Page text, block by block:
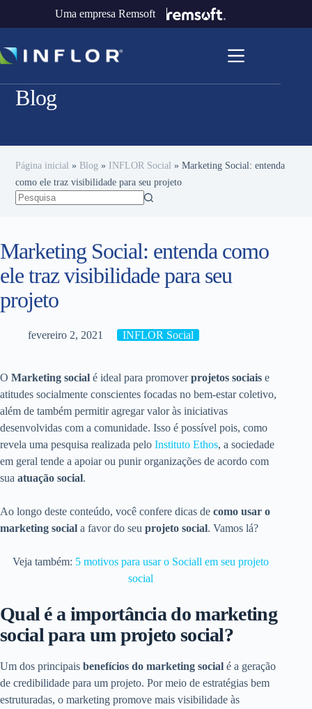
Uma empresa Remsoft
Blog
Página inicial » Blog » INFLOR Social »Marketing Social: entenda
como ele traz visibilidade para seu projeto
Marketing Social: entenda como
ele traz visibilidade para seu
projeto
fevereiro 2, 2021 INFLOR Social
O Marketing social é ideal para promoverprojetos sociais e
atitudes socialmente conscientes focadas no bem-estar coletivo,
além de também permitir agregar valor às iniciativas
desenvolvidas com a comunidade. Isso é possível pois, como
revela uma pesquisa realizada pelo Instituto Ethos, a sociedade
em geral tende a apoiar ou punir organizações de acordo com
sua atuação social.
Ao longo deste conteúdo, você confere dicas de como usar o
marketing social a favor do seu projeto social. Vamos lá?
Veja também: 5 motivos para usar o Sociall em seu projeto
social
Qual é a importância do marketing
social para um projeto social?
Um dos principais benefícios do marketing social é a geração
de credibilidade para um projeto. Por meio de estratégias bem
estruturadas, o marketing promove mais visibilidade às